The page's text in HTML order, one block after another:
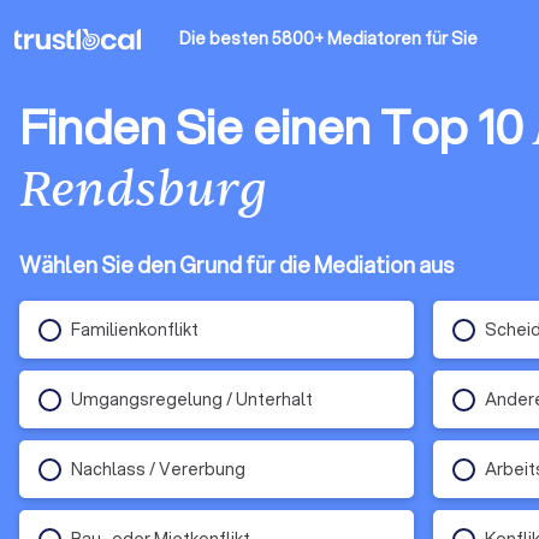
Die besten 5800+ Mediatoren für Sie
Finden Sie einen Top 10
Rendsburg
Wählen Sie den Grund für die Mediation aus
Familienkonflikt
Umgangsregelung / Unterhalt
Nachlass / Vererbung